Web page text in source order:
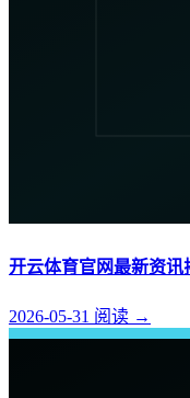
开云体育官网最新资
2026-05-31 阅读 →